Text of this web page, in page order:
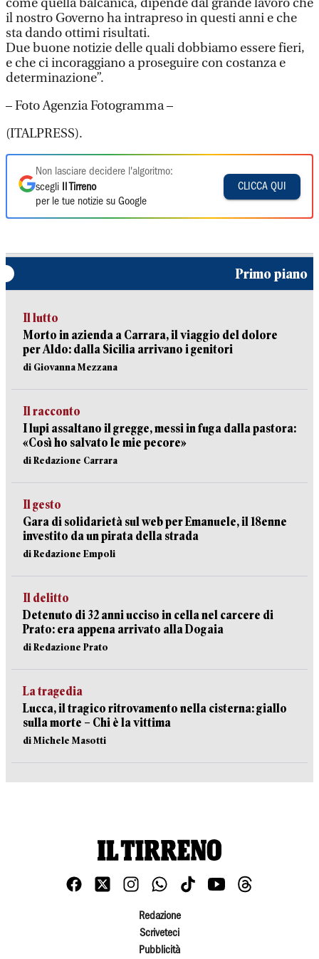
come quella balcanica, dipende dal grande lavoro che
il nostro Governo ha intrapreso in questi anni e che
sta dando ottimi risultati.
Due buone notizie delle quali dobbiamo essere fieri,
e che ci incoraggiano a proseguire con costanza e
determinazione”.
– Foto Agenzia Fotogramma –
(ITALPRESS).
Non lasciare decidere l'algoritmo:
scegli
Il Tirreno
per le tue notizie su Google
CLICCA QUI
Primo piano
Il lutto
Morto in azienda a Carrara, il viaggio del dolore
per Aldo: dalla Sicilia arrivano i genitori
di Giovanna Mezzana
Il racconto
I lupi assaltano il gregge, messi in fuga dalla pastora:
«Così ho salvato le mie pecore»
di Redazione Carrara
Il gesto
Gara di solidarietà sul web per Emanuele, il 18enne
investito da un pirata della strada
di Redazione Empoli
Il delitto
Detenuto di 32 anni ucciso in cella nel carcere di
Prato: era appena arrivato alla Dogaia
di Redazione Prato
La tragedia
Lucca, il tragico ritrovamento nella cisterna: giallo
sulla morte – Chi è la vittima
di Michele Masotti
Redazione
Scriveteci
Pubblicità